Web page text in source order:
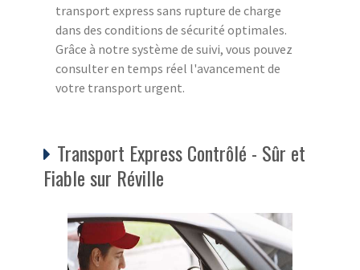
transport express sans rupture de charge
dans des conditions de sécurité optimales.
Grâce à notre système de suivi, vous pouvez
consulter en temps réel l'avancement de
votre transport urgent.
Transport Express Contrôlé - Sûr et
Fiable sur Réville